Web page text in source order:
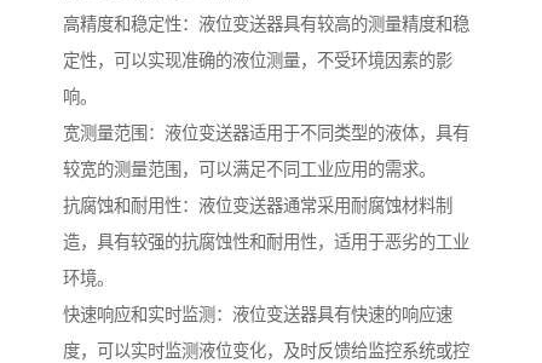
高精度和稳定性：液位变送器具有较高的测量精度和稳
定性，可以实现准确的液位测量，不受环境因素的影
响。
宽测量范围：液位变送器适用于不同类型的液体，具有
较宽的测量范围，可以满足不同工业应用的需求。
抗腐蚀和耐用性：液位变送器通常采用耐腐蚀材料制
造，具有较强的抗腐蚀性和耐用性，适用于恶劣的工业
环境。
快速响应和实时监测：液位变送器具有快速的响应速
度，可以实时监测液位变化，及时反馈给监控系统或控